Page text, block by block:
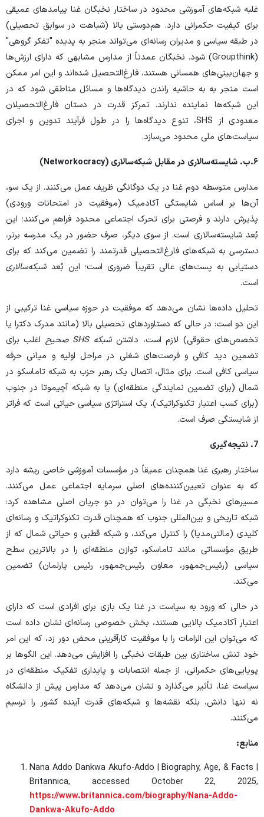
غلبه شبکه‌های آموزشی محدود در ساختار نخبگان غنا پیامدهای عمیقی
برای کیفیت حکمرانی دارد. هم‌دوستی بالا (شباهت در سوابق تحصیلی)
در طبقه سیاسی و مدیران رسانه‌ای می‌تواند منجر به پدیده "تفکر گروهی"
(Groupthink) شود. نخبگان عمدتاً از مدارس مشابهی که دارای ارزش‌ها
و جهان‌بینی‌های همسانی هستند، فارغ‌التحصیل شده‌اند و این امر ممکن
است منجر به به حاشیه راندن دیدگاه‌ها و مسائل مناطقی شود که در
این شبکه‌ها نماینده ندارند. تمرکز قدرت در دستان فارغ‌التحصیلان
معدودی از SHS، تنوع دیدگاه‌ها را در طول فرآیند تدوین و اجرای
سیاست‌های ملی محدود می‌سازد.
۶. ب. شایسته‌سالاری در مقابل شبکه‌سالاری (Networkocracy
)
مدارس متوسطه دوم غنا در یک دوگانگی ظریف عمل می‌کنند. از یک سو،
آن‌ها بر اساس شایستگی آکادمیک (موفقیت در امتحانات ورودی)
پذیرش دارند و فرصتی برای تحرک اجتماعی محدود فراهم می‌کنند؛ این
بُعد شایسته‌سالاری است. از سوی دیگر، صرف حضور در یک مدرسه برتر،
دسترسی به شبکه‌های فارغ‌التحصیلی قدرتمند را تضمین می‌کند که برای
دستیابی به پست‌های عالی تقریباً ضروری است؛ این بُعد شبکه‌سالاری
است.
تحلیل داده‌ها نشان می‌دهد که موفقیت در حوزه سیاسی غنا ترکیبی از
این دو است: در حالی که دستاوردهای تحصیلی بالا (مانند مدرک دکترا یا
تخصص‌های حقوقی) لازم است، داشتنشبکهSHS صحیح اغلب برای
تضمین دید کافی و فرصت‌های شغلی در مراحل اولیه و میانی حرفه
سیاسی کافی است. برای مثال، اتصال یک رهبر حزب به شبکه تاماسکو در
شمال (برای تضمین نمایندگی منطقه‌ای) یا به شبکه آچیموتا در جنوب
(برای کسب اعتبار تکنوکراتیک)، یک استراتژی سیاسی حیاتی است که فراتر
از شایستگی صرف است.
7. نتیجه‌گیری
ساختار رهبری غنا همچنان عمیقاً در مؤسسات آموزشی خاصی ریشه دارد
که به عنوان تعیین‌کننده‌های اصلی سرمایه اجتماعی عمل می‌کنند.
مسیرهای نخبگی در غنا را می‌توان در دو جریان اصلی مشاهده کرد:
شبکه تاریخی و بین‌المللی جنوب که همچنان قدرت تکنوکراتیک و رسانه‌ای
کلیدی (مالتی‌مدیا) را کنترل می‌کند، و شبکه قطبی و حیاتی شمال که از
طریق مؤسساتی مانند تاماسکو، توازن منطقه‌ای را در بالاترین سطح
سیاسی (رئیس‌جمهور، معاون رئیس‌جمهور، رئیس پارلمان) تضمین
می‌کند.
در حالی که ورود به سیاست در غنا یک بازی برای افرادی است که دارای
اعتبار آکادمیک بالایی هستند، بخش خصوصی رسانه‌ای نشان داده است
که می‌توان این الزامات را با موفقیت کارآفرینی محض دور زد، که این امر
خود تنش ساختاری بین طبقات نخبگی را افزایش می‌دهد. این الگوها بر
پویایی‌های حکمرانی، از جمله انتصابات و پایداری تفکیک منطقه‌ای در
سیاست غنا، تأثیر می‌گذارد و نشان می‌دهد که مدارس پیش از دانشگاه
نه تنها دانش، بلکه نقشه‌ها و شبکه‌های قدرت آینده کشور را ترسیم
می‌کنند.
منابع:
Nana Addo Dankwa Akufo-Addo | Biography, Age, & Facts |
Britannica, accessed October 22, 2025,
https://www.britannica.com/biography/Nana-Addo-
Dankwa-Akufo-Addo